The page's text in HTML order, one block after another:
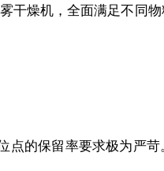
燥机，全面满足不同
的保留率要求极为严苛